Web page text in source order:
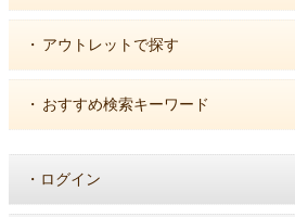
・ アウトレットで探す
・ おすすめ検索キーワード
・ ログイン